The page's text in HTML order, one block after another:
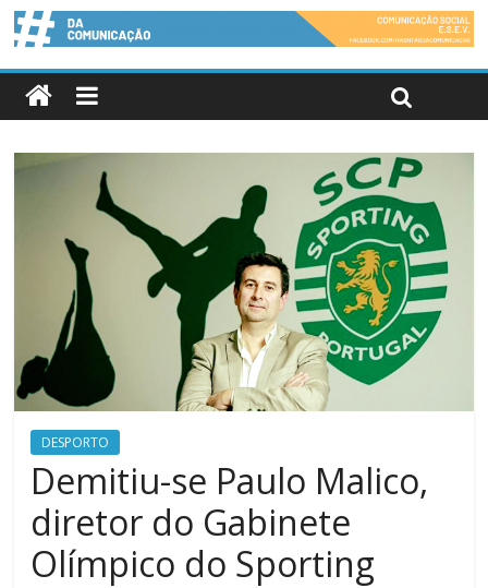
DESPORTO
Demitiu-se Paulo Malico,
diretor do Gabinete
Olímpico do Sporting